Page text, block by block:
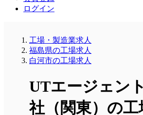
ログイン
工場・製造業求人
福島県の工場求人
白河市の工場求人
UTエージェン
社（関東）の工